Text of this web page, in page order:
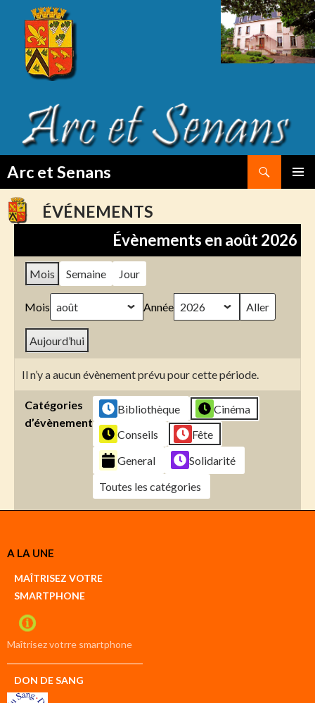
Arc et Senans
TO
CONTENTÉVÉNEMENTS
Évènements en août 2026
Mois Semaine Jour
Mois Année
Aujourd’hui
Il n’y a aucun évènement prévu pour cette période.
Catégories
d’évènement
Bibliothèque
Cinéma
Conseils
Fête
General
Solidarité
Toutes les catégories
Créer
compte
compte
A LA UNE
MAÎTRISEZ VOTRE
SMARTPHONE
Maîtrisez votrre smartphone
DON DE SANG